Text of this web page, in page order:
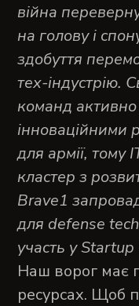
війна
на голову і
здобуття
тех-індустрію.
команд
інноваційними
для армії, тому
кластер з
Brave1
для defense tech
участь у
Наш ворог має
ресурсах. Щоб